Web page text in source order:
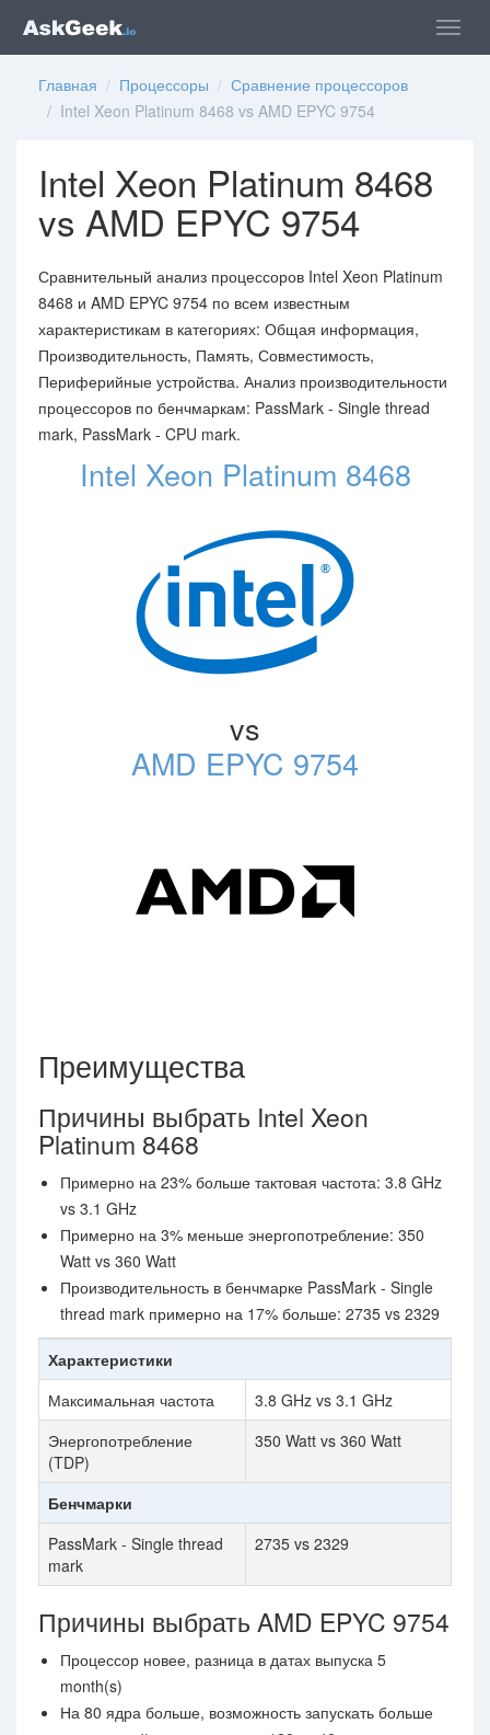
Главная / Процессоры / Сравнение процессоров
/ Intel Xeon Platinum 8468 vs AMD EPYC 9754
Intel Xeon Platinum 8468
vs AMD EPYC 9754
Сравнительный анализ процессоров Intel Xeon Platinum
8468 и AMD EPYC 9754 по всем известным
характеристикам в категориях: Общая информация,
Производительность, Память, Совместимость,
Периферийные устройства. Анализ производительности
процессоров по бенчмаркам: PassMark - Single thread
mark, PassMark - CPU mark.
Intel Xeon Platinum 8468
vs
AMD EPYC 9754
Преимущества
Причины выбрать Intel Xeon
Platinum 8468
Примерно на 23% больше тактовая частота: 3.8 GHz
vs 3.1 GHz
Примерно на 3% меньше энергопотребление: 350
Watt vs 360 Watt
Производительность в бенчмарке PassMark - Single
thread mark примерно на 17% больше: 2735 vs 2329
Характеристики
Максимальная частота
3.8 GHz vs 3.1 GHz
Энергопотребление
(TDP)
350 Watt vs 360 Watt
Бенчмарки
PassMark - Single thread
mark
2735 vs 2329
Причины выбрать AMD EPYC 9754
Процессор новее, разница в датах выпуска 5
month(s)
На 80 ядра больше, возможность запускать больше